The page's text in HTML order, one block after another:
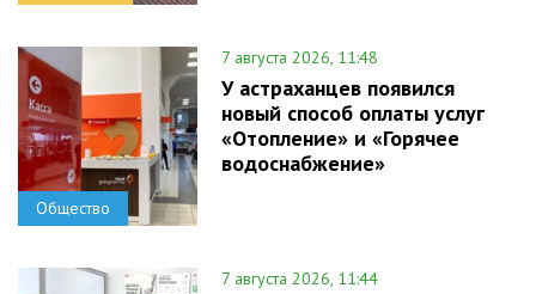
Общество
7 августа 2026, 11:48
У астраханцев появился
новый способ оплаты услуг
«Отопление» и «Горячее
водоснабжение»
7 августа 2026, 11:44